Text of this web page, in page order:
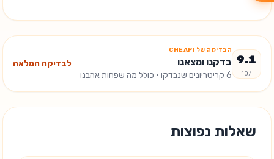
9.1
/10
הבדיקה של CHEAPI
בדקנו ומצאנו
6 קריטריונים שנבדקו · כולל מה שפחות אהבנו
לבדיקה המלאה
שאלות נפוצות